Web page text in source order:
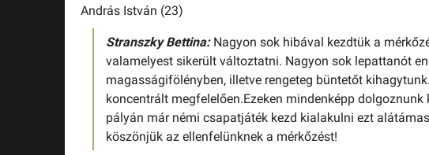
András István (23)
Stranszky Bettina: Nagyon sok hibával kezdtük a
valamelyest sikerült változtatni. Nagyon sok lepattanót
magasságifölényben, illetve rengeteg büntetőt
koncentrált megfelelően.Ezeken mindenképp
pályán már némi csapatjáték kezd kialakulni ezt
köszönjük az ellenfelünknek a mérkőzést!